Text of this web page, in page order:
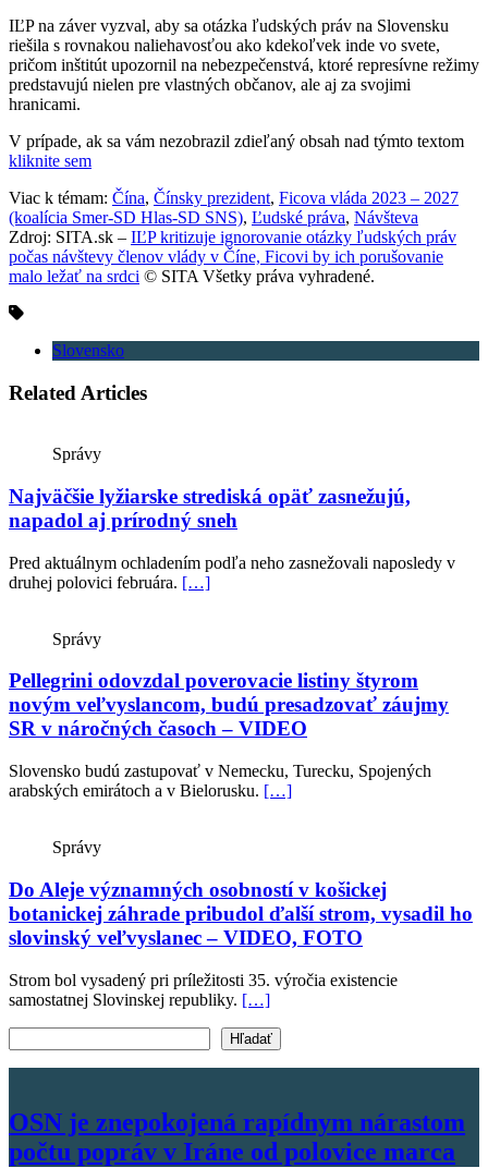
IĽP na záver vyzval, aby sa otázka ľudských práv na Slovensku
riešila s rovnakou naliehavosťou ako kdekoľvek inde vo svete,
pričom inštitút upozornil na nebezpečenstvá, ktoré represívne režimy
predstavujú nielen pre vlastných občanov, ale aj za svojimi
hranicami.
V prípade, ak sa vám nezobrazil zdieľaný obsah nad týmto textom
kliknite sem
Viac k témam: Čína, Čínsky prezident, Ficova vláda 2023 – 2027
(koalícia Smer-SD Hlas-SD SNS), Ľudské práva, Návšteva
Zdroj: SITA.sk – IĽP kritizuje ignorovanie otázky ľudských práv
počas návštevy členov vlády v Číne, Ficovi by ich porušovanie
malo ležať na srdci © SITA Všetky práva vyhradené.
Slovensko
Related Articles
Správy
Najväčšie lyžiarske strediská opäť zasnežujú,
napadol aj prírodný sneh
Pred aktuálnym ochladením podľa neho zasnežovali naposledy v
druhej polovici februára. […]
Správy
Pellegrini odovzdal poverovacie listiny štyrom
novým veľvyslancom, budú presadzovať záujmy
SR v náročných časoch – VIDEO
Slovensko budú zastupovať v Nemecku, Turecku, Spojených
arabských emirátoch a v Bielorusku. […]
Správy
Do Aleje významných osobností v košickej
botanickej záhrade pribudol ďalší strom, vysadil ho
slovinský veľvyslanec – VIDEO, FOTO
Strom bol vysadený pri príležitosti 35. výročia existencie
samostatnej Slovinskej republiky. […]
Hľadať
OSN je znepokojená rapídnym nárastom
počtu popráv v Iráne od polovice marca